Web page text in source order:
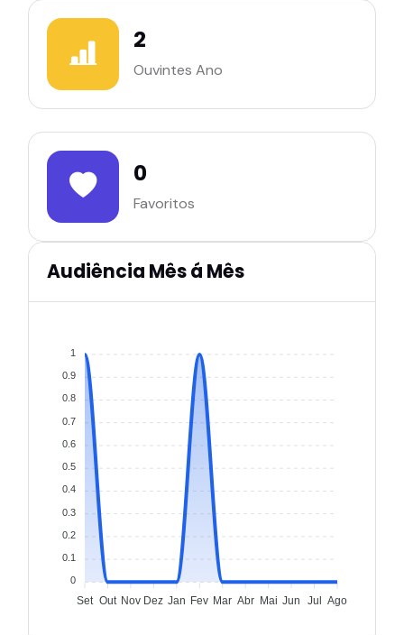
2
Ouvintes Ano
0
Favoritos
Audiência Mês á Mês
1
0.9
0.8
0.7
0.6
0.5
0.4
0.3
0.2
0.1
0
Set Out Nov Dez Jan Fev Mar Abr Mai Jun Jul Ago